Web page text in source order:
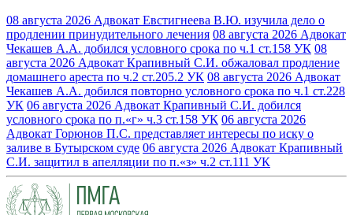
08 августа 2026 Адвокат Евстигнеева В.Ю. изучила дело о
продлении принудительного лечения 08 августа 2026 Адвокат
Чекашев А.А. добился условного срока по ч.1 ст.158 УК 08
августа 2026 Адвокат Крапивный С.И. обжаловал продление
домашнего ареста по ч.2 ст.205.2 УК 08 августа 2026 Адвокат
Чекашев А.А. добился повторно условного срока по ч.1 ст.228
УК 06 августа 2026 Адвокат Крапивный С.И. добился
условного срока по п.«г» ч.3 ст.158 УК 06 августа 2026
Адвокат Горюнов П.С. представляет интересы по иску о
заливе в Бутырском суде 06 августа 2026 Адвокат Крапивный
С.И. защитил в апелляции по п.«з» ч.2 ст.111 УК